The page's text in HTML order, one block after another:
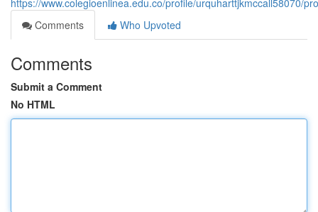
https://www.colegioenlinea.edu.co/profile/urquharttjkmccall58070/
Comments
Who Upvoted
Comments
Submit a Comment
No HTML